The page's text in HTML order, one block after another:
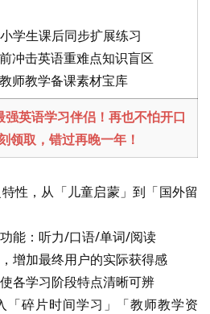
学生课后同步扩展练习
冲击英语重难点知识盲区
师教学备课素材宝库
强英语学习伴侣！再也不怕开口
领取，错过再晚一年！
性，从「儿童启蒙」到「国外留
能：听力/口语/单词/阅读
增加最终用户的实际获得感
各学习阶段特点清晰可辨
「碎片时间学习」「教师教学资